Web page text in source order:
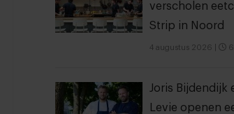
verscholen
Strip in Noord
4 augustus 2026
Joris Bijdendijk
Levie openen